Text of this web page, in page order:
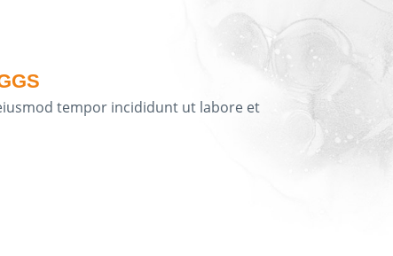
tempor incididunt ut labore et